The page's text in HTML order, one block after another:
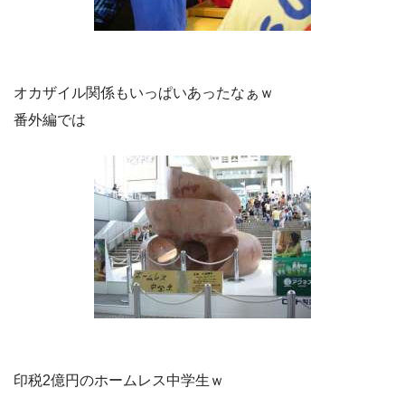
オカザイル関係もいっぱいあったなぁｗ
番外編では
印税2億円のホームレス中学生ｗ